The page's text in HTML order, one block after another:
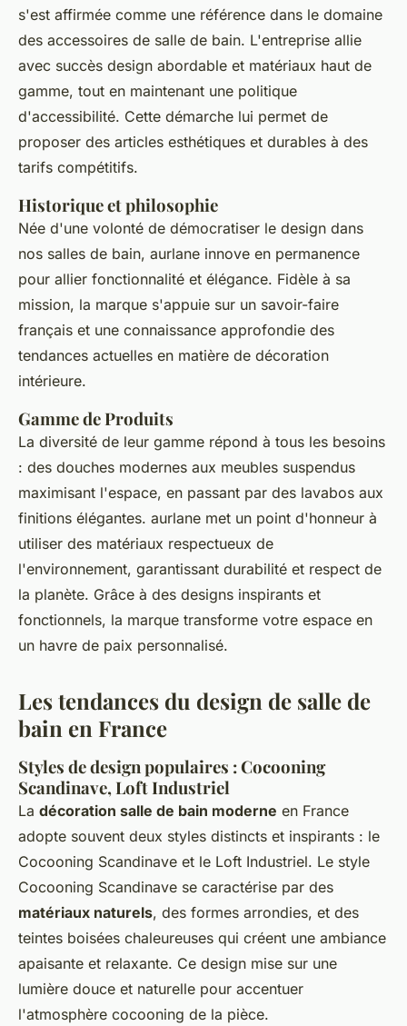
s'est affirmée comme une référence dans le domaine
des accessoires de salle de bain. L'entreprise allie
avec succès design abordable et matériaux haut de
gamme, tout en maintenant une politique
d'accessibilité. Cette démarche lui permet de
proposer des articles esthétiques et durables à des
tarifs compétitifs.
Historique et philosophie
Née d'une volonté de démocratiser le design dans
nos salles de bain, aurlane innove en permanence
pour allier fonctionnalité et élégance. Fidèle à sa
mission, la marque s'appuie sur un savoir-faire
français et une connaissance approfondie des
tendances actuelles en matière de décoration
intérieure.
Gamme de Produits
La diversité de leur gamme répond à tous les besoins
: des douches modernes aux meubles suspendus
maximisant l'espace, en passant par des lavabos aux
finitions élégantes. aurlane met un point d'honneur à
utiliser des matériaux respectueux de
l'environnement, garantissant durabilité et respect de
la planète. Grâce à des designs inspirants et
fonctionnels, la marque transforme votre espace en
un havre de paix personnalisé.
Les tendances du design de salle de
bain en France
Styles de design populaires : Cocooning
Scandinave, Loft Industriel
La décoration salle de bain moderne en France
adopte souvent deux styles distincts et inspirants : le
Cocooning Scandinave et le Loft Industriel. Le style
Cocooning Scandinave se caractérise par des
matériaux naturels, des formes arrondies, et des
teintes boisées chaleureuses qui créent une ambiance
apaisante et relaxante. Ce design mise sur une
lumière douce et naturelle pour accentuer
l'atmosphère cocooning de la pièce.